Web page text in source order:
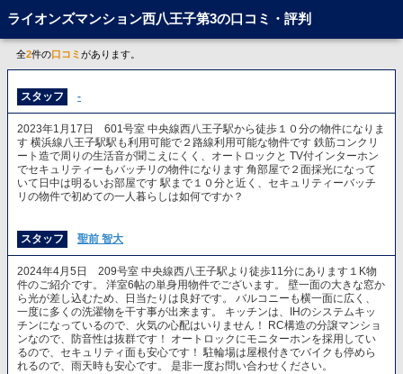
ライオンズマンション西八王子第3の口コミ・評判
全2件の口コミ があります。
スタッフ -
2023年1月17日 601号室 中央線西八王子駅から徒歩１０分の物件になりま
す 横浜線八王子駅駅も利用可能で２路線利用可能な物件です 鉄筋コンクリ
ート造で周りの生活音が聞こえにくく、オートロックと TV付インターホン
でセキュリティーもバッチリの物件になります 角部屋で２面採光になって
いて日中は明るいお部屋です 駅まで１０分と近く、セキュリティーバッチ
リの物件で初めての一人暮らしは如何ですか？
スタッフ 聖前 智大
2024年4月5日 209号室 中央線西八王子駅より徒歩11分にあります１K物
件のご紹介です。 洋室6帖の単身用物件でございます。 壁一面の大きな窓か
ら光が差し込むため、日当たりは良好です。 バルコニーも横一面に広く、
一度に多くの洗濯物を干す事が出来ます。 キッチンは、IHのシステムキッ
チンになっているので、火気の心配はいりません！ RC構造の分譲マンショ
ンなので、防音性は抜群です！ オートロックにモニターホンを採用してい
るので、セキュリティ面も安心です！ 駐輪場は屋根付きでバイクも停めら
れるので、雨天時も安心です。 是非一度お問い合わせください。